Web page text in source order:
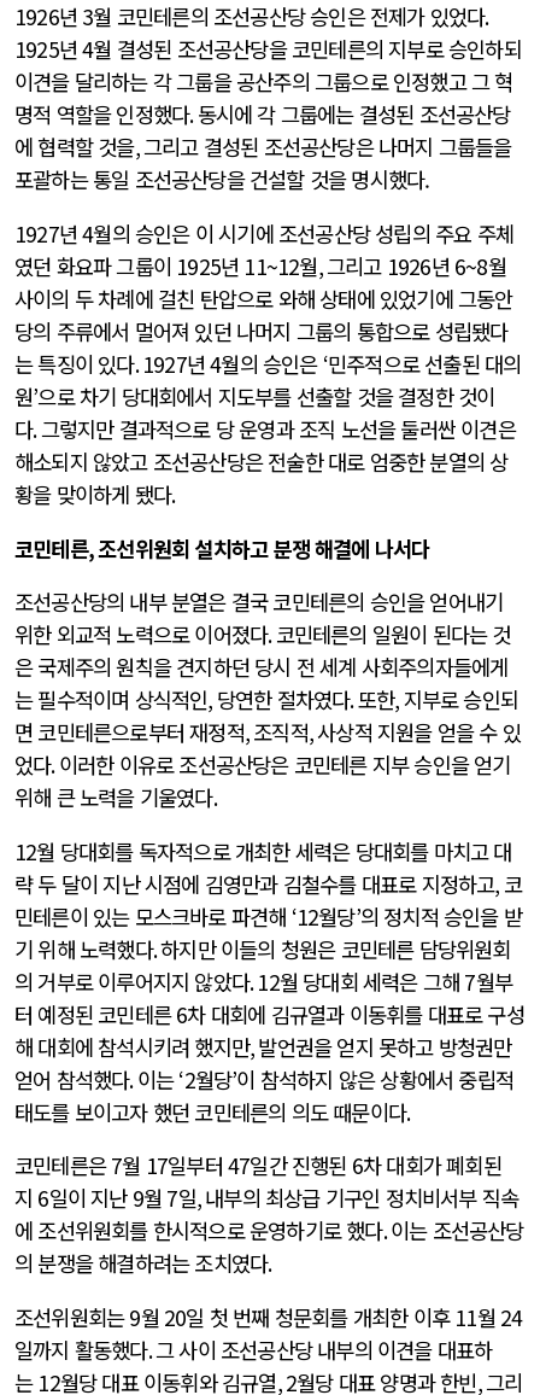
1926년 3월 코민테른의 조선공산당 승인은 전제가 있었다.
1925년4월 결성된 조선공산당을 코민테른의 지부로 승인하되
이견을 달리하는 각 그룹을 공산주의 그룹으로 인정했고 그 혁
명적 역할을 인정했다.동시에 각 그룹에는 결성된 조선공산당
에 협력할 것을,그리고 결성된 조선공산당은 나머지 그룹들을
포괄하는 통일 조선공산당을 건설할 것을 명시했다.
1927년4월의 승인은 이 시기에 조선공산당 성립의 주요 주체
였던 화요파 그룹이 1925년 11~12월,그리고 1926년 6~8월
사이의 두 차례에 걸친 탄압으로 와해 상태에 있었기에 그동안
당의 주류에서 멀어져 있던 나머지 그룹의 통합으로 성립됐다
는 특징이 있다. 1927년4월의 승인은 ‘민주적으로 선출된 대의
원’으로 차기 당대회에서 지도부를 선출할 것을 결정한 것이
다.그렇지만 결과적으로 당 운영과 조직 노선을 둘러싼 이견은
해소되지 않았고 조선공산당은 전술한 대로 엄중한 분열의 상
황을 맞이하게 됐다.
코민테른,조선위원회 설치하고 분쟁 해결에 나서다
조선공산당의 내부 분열은 결국 코민테른의 승인을 얻어내기
위한 외교적 노력으로 이어졌다.코민테른의 일원이 된다는 것
은 국제주의 원칙을 견지하던 당시 전 세계 사회주의자들에게
는 필수적이며 상식적인, 당연한 절차였다.또한, 지부로 승인되
면 코민테른으로부터 재정적,조직적,사상적 지원을 얻을 수 있
었다.이러한 이유로 조선공산당은 코민테른 지부 승인을 얻기
위해 큰 노력을 기울였다.
12월 당대회를 독자적으로 개최한 세력은 당대회를 마치고 대
략 두 달이 지난 시점에 김영만과 김철수를 대표로 지정하고, 코
민테른이 있는 모스크바로 파견해 ‘12월당’의 정치적 승인을 받
기 위해 노력했다.하지만 이들의 청원은 코민테른 담당위원회
의 거부로 이루어지지 않았다. 12월 당대회 세력은 그해 7월부
터 예정된 코민테른6차 대회에 김규열과 이동휘를 대표로 구성
해 대회에 참석시키려 했지만,발언권을 얻지 못하고 방청권만
얻어 참석했다.이는‘2월당’이 참석하지 않은 상황에서 중립적
태도를 보이고자 했던 코민테른의 의도 때문이다.
코민테른은7월 17일부터47일간 진행된 6차 대회가 폐회된
지 6일이 지난 9월 7일,내부의 최상급 기구인 정치비서부 직속
에 조선위원회를 한시적으로 운영하기로 했다.이는 조선공산당
의 분쟁을 해결하려는 조치였다.
조선위원회는9월 20일 첫 번째 청문회를 개최한 이후 11월 24
일까지 활동했다.그 사이 조선공산당 내부의 이견을 대표하
는 12월당 대표 이동휘와 김규열, 2월당 대표 양명과 한빈,그리